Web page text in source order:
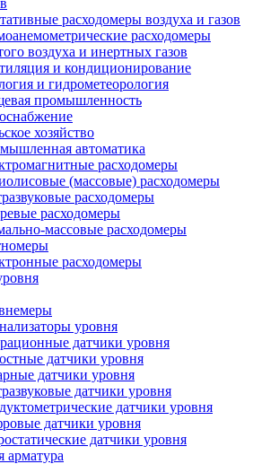
расходомеры воздуха и газов
расходомеры
воздуха и инертных газов
и кондиционирование
и гидрометеорология
промышленность
хозяйство
автоматика
расходомеры
(массовые) расходомеры
расходомеры
расходомеры
массовые расходомеры
расходомеры
уровня
датчики уровня
датчики уровня
датчики уровня
датчики уровня
датчики уровня
датчики уровня
датчики уровня
арматура